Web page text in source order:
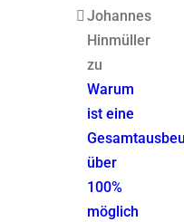
Johannes
Hinmüller
zu
Warum
ist eine
über
100%
möglich